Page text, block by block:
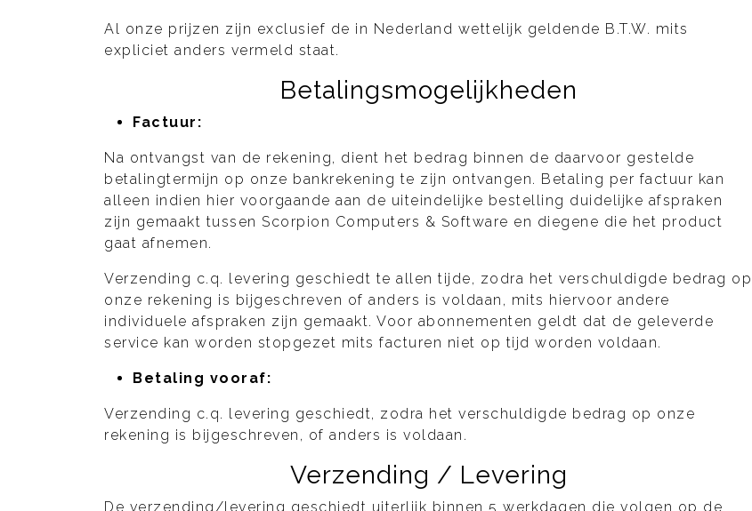
Al onze prijzen zijn exclusief de in Nederland wettelijk geldende B.T.W. mits
expliciet anders vermeld staat.
Betalingsmogelijkheden
Factuur :
Na ontvangst van de rekening, dient het bedrag binnen de daarvoor gestelde
betalingtermijn op onze bankrekening te zijn ontvangen. Betaling per factuur kan
alleen indien hier voorgaande aan de uiteindelijke bestelling duidelijke afspraken
zijn gemaakt tussen Scorpion Computers & Software en diegene die het product
gaat afnemen.
Verzending c.q. levering geschiedt te allen tijde, zodra het verschuldigde bedrag op
onze rekening is bijgeschreven of anders is voldaan, mits hiervoor andere
individuele afspraken zijn gemaakt. Voor abonnementen geldt dat de geleverde
service kan worden stopgezet mits facturen niet op tijd worden voldaan.
Betaling vooraf:
Verzending c.q. levering geschiedt, zodra het verschuldigde bedrag op onze
rekening is bijgeschreven, of anders is voldaan.
Verzending / Levering
De verzending/levering geschiedt uiterlijk binnen 5 werkdagen die volgen op de